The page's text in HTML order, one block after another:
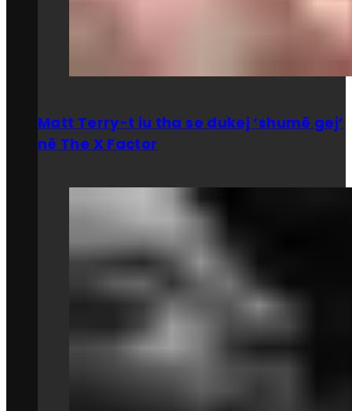
Matt Terry-t iu tha se dukej ‘shumë gej’
në The X Factor